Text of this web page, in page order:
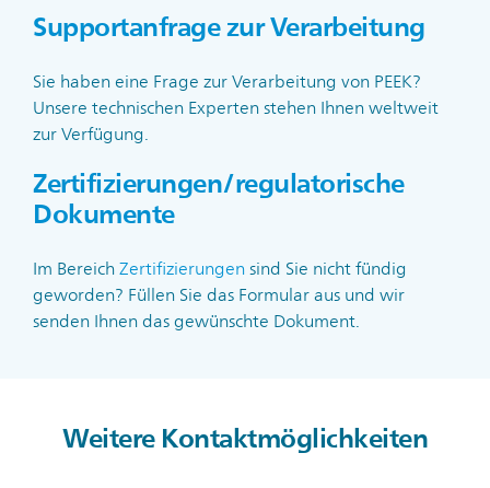
Supportanfrage zur Verarbeitung
Sie haben eine Frage zur Verarbeitung von PEEK?
Unsere technischen Experten stehen Ihnen weltweit
zur Verfügung.
Zertifizierungen/regulatorische
Dokumente
Im BereichZertifizierungensind Sie nicht fündig
geworden? Füllen Sie das Formular aus und wir
senden Ihnen das gewünschte Dokument.
Weitere Kontaktmöglichkeiten